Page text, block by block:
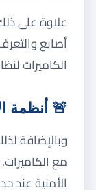
علاوة على
أصابع
الكاميرات
🚨 أنظمة
وبالإضافة
مع
الأمنية